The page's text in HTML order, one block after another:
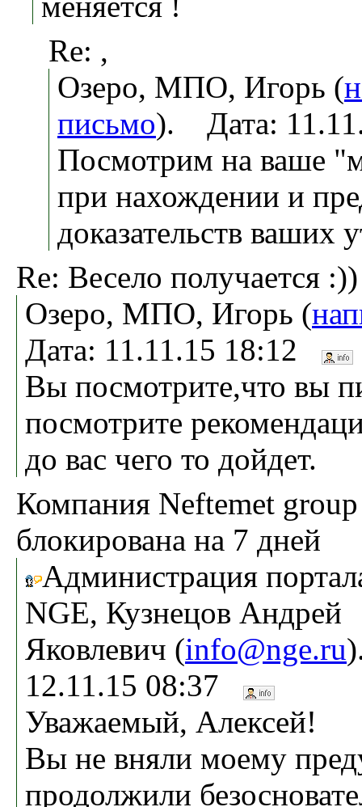
Re: ,
Озеро, МПО, Игорь (
письмо). Дата:
Посмотрим на ваше
при нахождении и
доказательств ваших
Re: Весело получается :))
Озеро, МПО, Игорь (
Дата: 11.11.15 18:12
Вы посмотрите,что вы
посмотрите
до вас чего то дойдет.
Компания Neftemet
блокирована на 7 дней
Администрация
NGE, Кузнецов Андрей
Яковлевич (info@nge.ru
12.11.15 08:37
Уважаемый, Алексей!
Вы не вняли моему
продолжили